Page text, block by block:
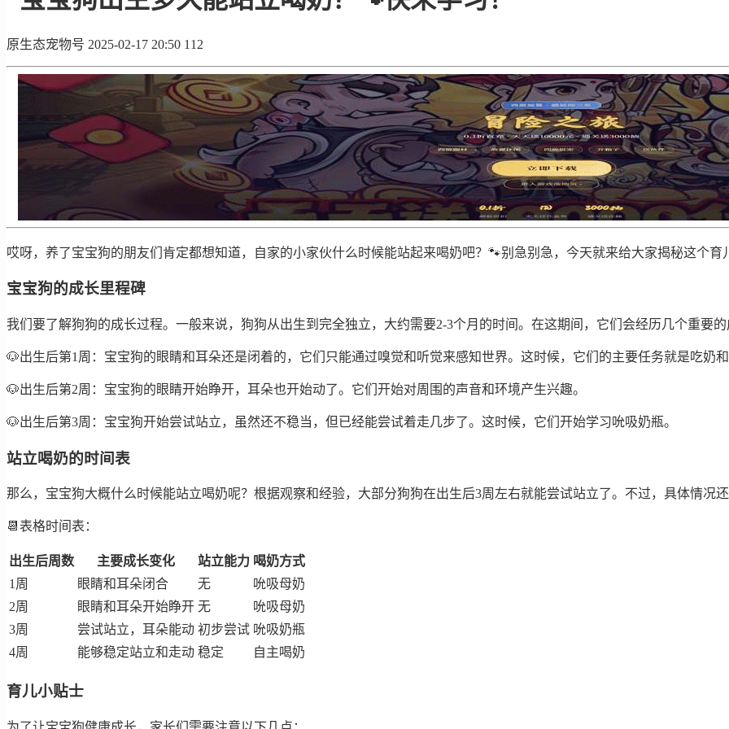
原生态宠物号 2025-02-17 20:50 112
哎呀，养了宝宝狗的朋友们肯定都想知道，自家的小家伙什么时候能站起来喝奶吧？🐾别急别急，今天就来给大家揭秘这个育
宝宝狗的成长里程碑
我们要了解狗狗的成长过程。一般来说，狗狗从出生到完全独立，大约需要2-3个月的时间。在这期间，它们会经历几个重要的
🐶出生后第1周：宝宝狗的眼睛和耳朵还是闭着的，它们只能通过嗅觉和听觉来感知世界。这时候，它们的主要任务就是吃奶和
🐶出生后第2周：宝宝狗的眼睛开始睁开，耳朵也开始动了。它们开始对周围的声音和环境产生兴趣。
🐶出生后第3周：宝宝狗开始尝试站立，虽然还不稳当，但已经能尝试着走几步了。这时候，它们开始学习吮吸奶瓶。
站立喝奶的时间表
那么，宝宝狗大概什么时候能站立喝奶呢？根据观察和经验，大部分狗狗在出生后3周左右就能尝试站立了。不过，具体情况还
📆表格时间表：
出生后周数 主要成长变化 站立能力 喝奶方式
1周
眼睛和耳朵闭合 无
吮吸母奶
2周
眼睛和耳朵开始睁开 无
吮吸母奶
3周
尝试站立，耳朵能动 初步尝试 吮吸奶瓶
4周
能够稳定站立和走动 稳定 自主喝奶
育儿小贴士